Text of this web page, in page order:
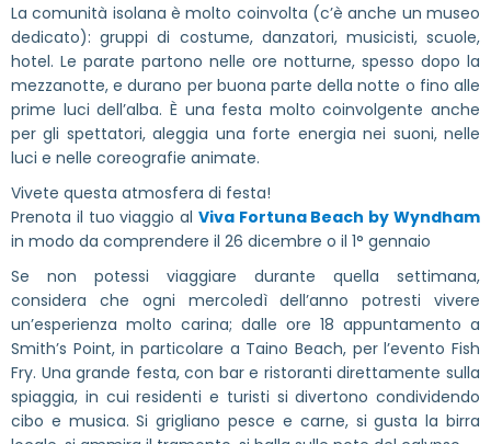
La comunità isolana è molto coinvolta (c’è anche un museo
dedicato): gruppi di costume, danzatori, musicisti, scuole,
hotel. Le parate partono nelle ore notturne, spesso dopo la
mezzanotte, e durano per buona parte della notte o fino alle
prime luci dell’alba. È una festa molto coinvolgente anche
per gli spettatori, aleggia una forte energia nei suoni, nelle
luci e nelle coreografie animate.
Vivete questa atmosfera di festa!
Prenota il tuo viaggio al Viva Fortuna Beach by Wyndham
in modo da comprendere il 26 dicembre o il 1° gennaio
Se non potessi viaggiare durante quella settimana,
considera che ogni mercoledì dell’anno potresti vivere
un’esperienza molto carina; dalle ore 18 appuntamento a
Smith’s Point, in particolare a Taino Beach, per l’evento Fish
Fry. Una grande festa, con bar e ristoranti direttamente sulla
spiaggia, in cui residenti e turisti si divertono condividendo
cibo e musica. Si grigliano pesce e carne, si gusta la birra